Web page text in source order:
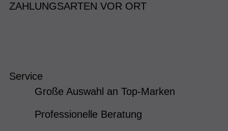
ZAHLUNGSARTEN VOR ORT
Service
Große Auswahl an Top-Marken
Professionelle Beratung